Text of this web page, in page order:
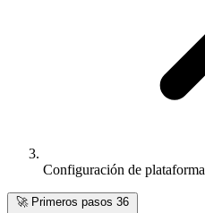
Configuración de plataforma
🚀 Primeros pasos 36